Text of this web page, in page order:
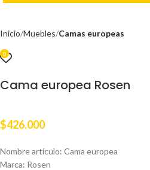
Inicio Muebles Camas europeas
0
Cama europea Rosen
$426.000
Nombre artículo: Cama europea
Marca: Rosen